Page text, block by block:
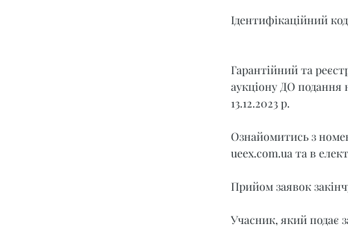
Ідентифікаційний
Гарантійний та
аукціону ДО подання
13.12.2023 р.
Ознайомитись з
ueex.com.ua та в
Прийом заявок
Учасник, який подає